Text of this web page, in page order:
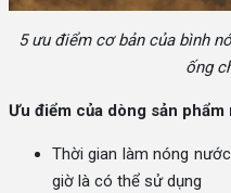
5 ưu điểm cơ bản của bình
ống
Ưu điểm của dòng sản phẩm
Thời gian làm nóng
giờ là có thể sử dụng